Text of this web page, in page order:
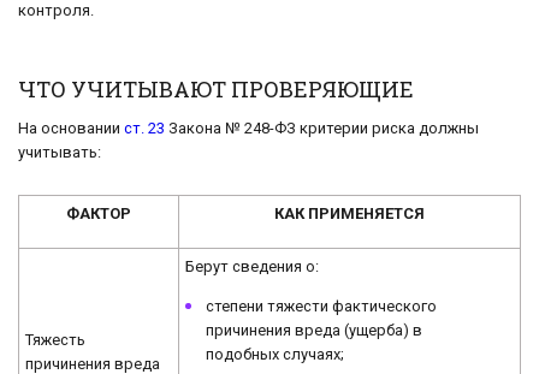
контроля.
ЧТО УЧИТЫВАЮТ ПРОВЕРЯЮЩИЕ
На основании ст. 23 Закона № 248-ФЗ критерии риска должны
учитывать:
ФАКТОР КАК ПРИМЕНЯЕТСЯ
Тяжесть
причинения вреда
Берут сведения о:
степени тяжести фактического
причинения вреда (ущерба) в
подобных случаях;